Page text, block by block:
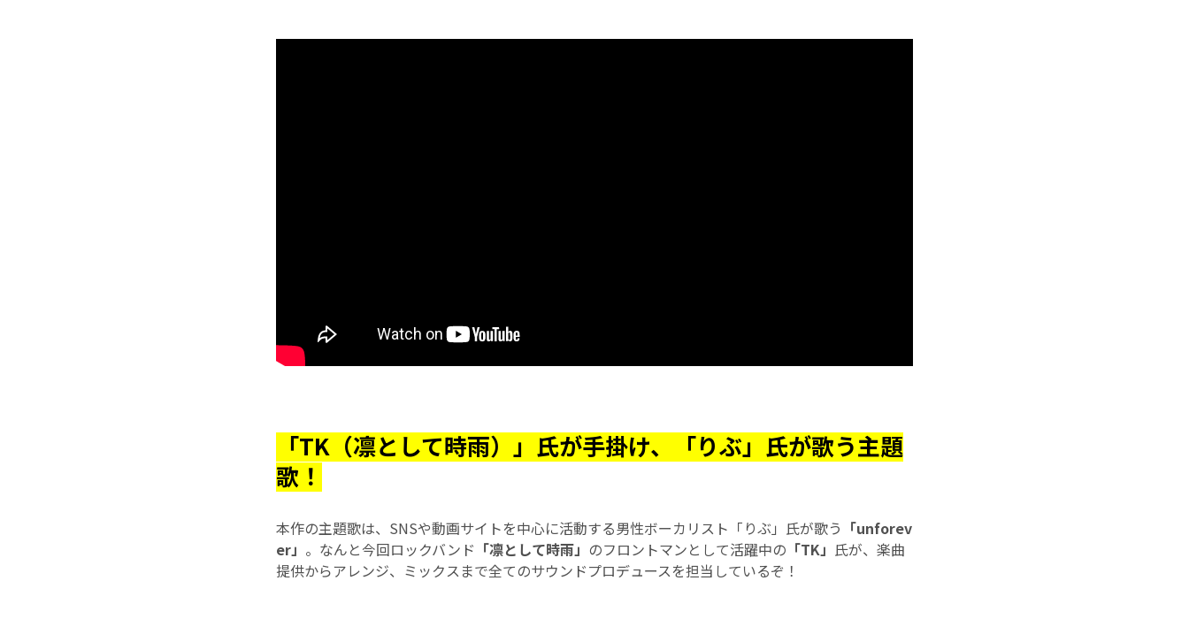
「TK（凛として時雨）」氏が手掛け、「りぶ」氏が歌う主題
歌！
本作の主題歌は、SNSや動画サイトを中心に活動する男性ボーカリスト「りぶ」氏が歌う 「unforev
er」 。なんと今回ロックバンド 「凛として時雨」 のフロントマンとして活躍中の 「TK」 氏が、楽曲
提供からアレンジ、ミックスまで全てのサウンドプロデュースを担当しているぞ！